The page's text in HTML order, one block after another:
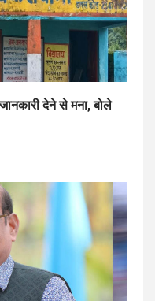
देने से मना, बोले